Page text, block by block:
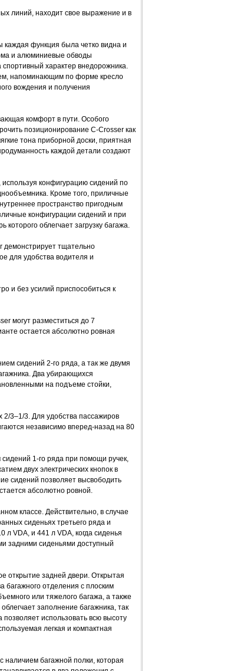
линий, находит свое выражение и в
каждая функция была четко видна и
и алюминиевые обводы
характер внедорожника.
напоминающим по форме кресло
вождения и получения
комфорт в пути. Особого
позиционирование C-Crosser как
тона приборной доски, приятная
каждой детали создают
конфигурацию сидений по
Кроме того, приличные
пространство пригодным
конфигурации сидений и при
облегчает загрузку багажа.
демонстрирует тщательно
для удобства водителя и
и без усилий приспособиться к
могут разместиться до 7
остается абсолютно ровная
сидений 2-го ряда, а так же двумя
Два убирающихся
на подъеме стойки,
2/3–1/3. Для удобства пассажиров
независимо вперед-назад на 80
1-го ряда при помощи ручек,
двух электрических кнопок в
сидений позволяет высвободить
абсолютно ровной.
классе. Действительно, в случае
сиденьях третьего ряда и
л VDA, и 441 л VDA, когда сиденья
задними сиденьями доступный
открытие задней двери. Открытая
багажного отделения с плоским
или тяжелого багажа, а также
заполнение багажника, так
использовать всю высоту
легкая и компактная
наличием багажной полки, которая